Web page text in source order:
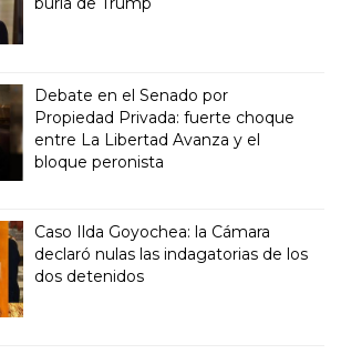
Debate en el Senado por
Propiedad Privada: fuerte choque
entre La Libertad Avanza y el
bloque peronista
Caso Ilda Goyochea: la Cámara
declaró nulas las indagatorias de los
dos detenidos